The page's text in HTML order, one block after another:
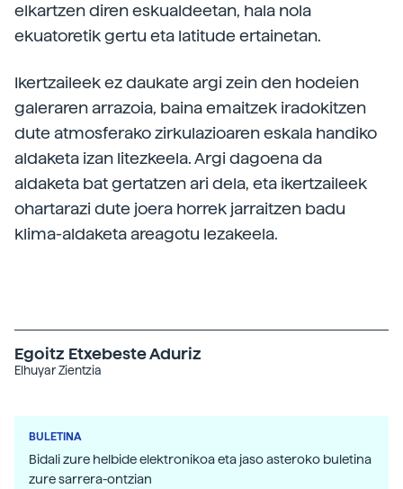
elkartzen diren eskualdeetan, hala nola
ekuatoretik gertu eta latitude ertainetan.
Ikertzaileek ez daukate argi zein den hodeien
galeraren arrazoia, baina emaitzek iradokitzen
dute atmosferako zirkulazioaren eskala handiko
aldaketa izan litezkeela. Argi dagoena da
aldaketa bat gertatzen ari dela, eta ikertzaileek
ohartarazi dute joera horrek jarraitzen badu
klima-aldaketa areagotu lezakeela.
Egoitz Etxebeste Aduriz
Elhuyar Zientzia
BULETINA
Bidali zure helbide elektronikoa eta jaso asteroko buletina
zure sarrera-ontzian